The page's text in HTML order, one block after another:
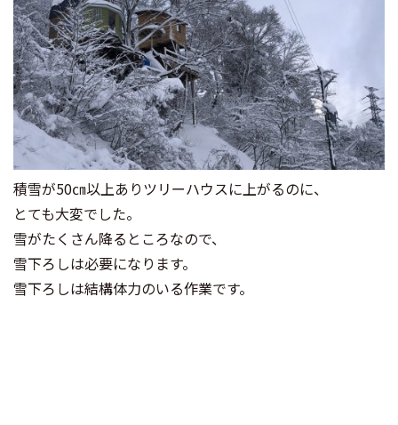
積雪が50㎝以上ありツリーハウスに上がるのに、
とても大変でした。
雪がたくさん降るところなので、
雪下ろしは必要になります。
雪下ろしは結構体力のいる作業です。